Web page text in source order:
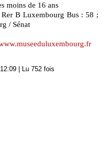
moins de 16 ans
B Luxembourg Bus : 58 ;
/ Sénat
| Lu 752 fois